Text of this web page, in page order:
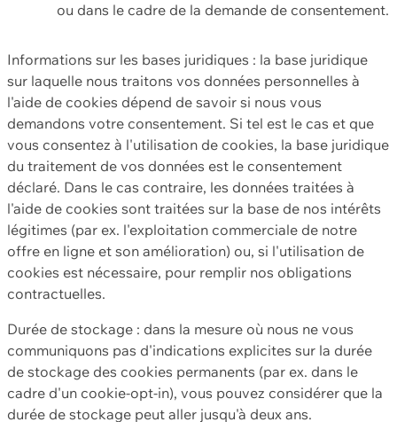
ou dans le cadre de la demande de consentement.
Informations sur les bases juridiques : la base juridique
sur laquelle nous traitons vos données personnelles à
l'aide de cookies dépend de savoir si nous vous
demandons votre consentement. Si tel est le cas et que
vous consentez à l'utilisation de cookies, la base juridique
du traitement de vos données est le consentement
déclaré. Dans le cas contraire, les données traitées à
l'aide de cookies sont traitées sur la base de nos intérêts
légitimes (par ex. l'exploitation commerciale de notre
offre en ligne et son amélioration) ou, si l'utilisation de
cookies est nécessaire, pour remplir nos obligations
contractuelles.
Durée de stockage : dans la mesure où nous ne vous
communiquons pas d'indications explicites sur la durée
de stockage des cookies permanents (par ex. dans le
cadre d'un cookie-opt-in), vous pouvez considérer que la
durée de stockage peut aller jusqu'à deux ans.